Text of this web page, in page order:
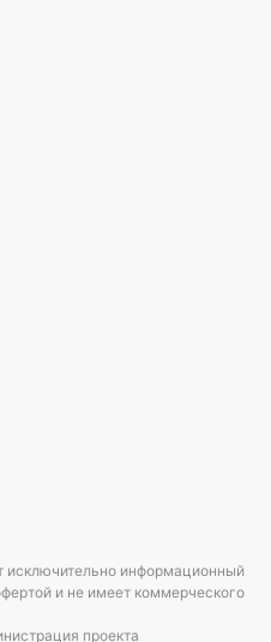
исключительно информационный
и не имеет коммерческого
проекта